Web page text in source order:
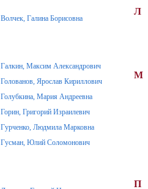
Волчек, Галина Борисовна
Галкин, Максим Александрович
Голованов, Ярослав Кириллович
Голубкина, Мария Андреевна
Горин, Григорий Израилевич
Гурченко, Людмила Марковна
Гусман, Юлий Соломонович
Л
М
П